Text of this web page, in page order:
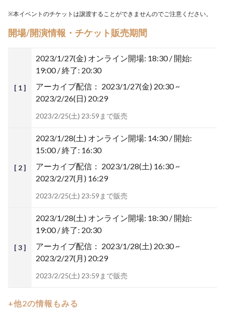
※本イベントのチケットは譲渡することができませんのでご注意ください。
開場/開演情報・チケット販売期間
[ 1 ]
2023/1/27(金) オンライン開場: 18:30 / 開始:
19:00 / 終了: 20:30
アーカイブ配信： 2023/1/27(金) 20:30 ~
2023/2/26(日) 20:29
2023/2/25(土) 23:59まで販売
[ 2 ]
2023/1/28(土) オンライン開場: 14:30 / 開始:
15:00 / 終了: 16:30
アーカイブ配信： 2023/1/28(土) 16:30 ~
2023/2/27(月) 16:29
2023/2/25(土) 23:59まで販売
[ 3 ]
2023/1/28(土) オンライン開場: 18:30 / 開始:
19:00 / 終了: 20:30
アーカイブ配信： 2023/1/28(土) 20:30 ~
2023/2/27(月) 20:29
2023/2/25(土) 23:59まで販売
+他2の情報もみる